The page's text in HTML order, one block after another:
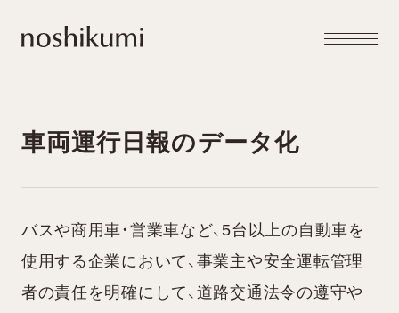
メニュー
車両運行日報のデータ化
バスや商用車・営業車など、5台以上の自動車を
使用する企業において、事業主や安全運転管理
者の責任を明確にして、道路交通法令の遵守や